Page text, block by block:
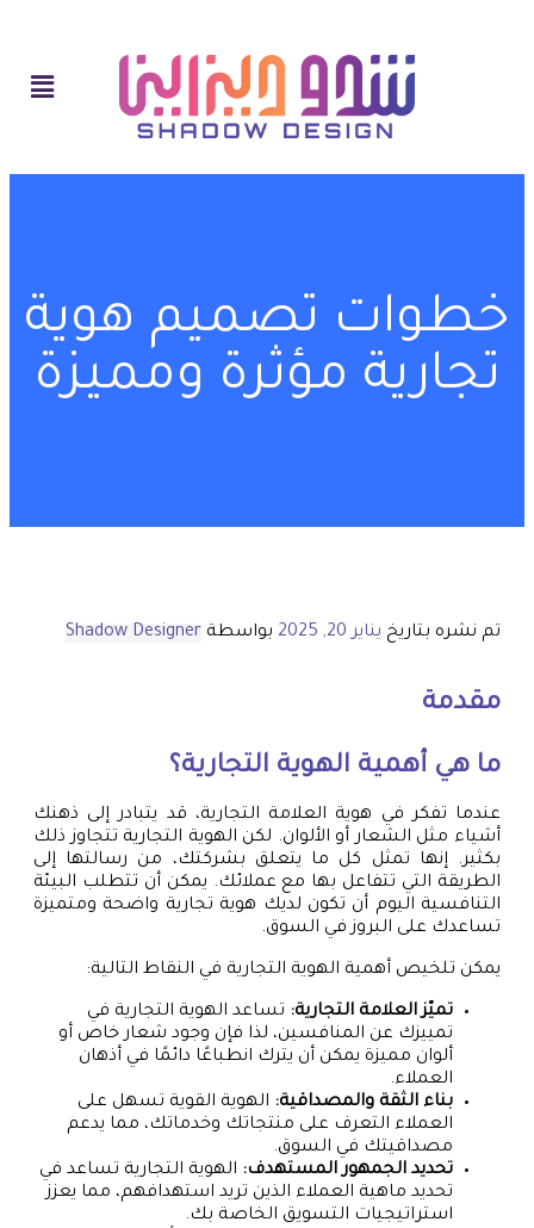
خطوات تصميم هوية
تجارية مؤثرة ومميزة
تم نشره بتاريخ يناير 20, 2025 بواسطة Shadow Designer
مقدمة
ما هي أهمية الهوية التجارية؟
عندما تفكر في هوية العلامة التجارية، قد يتبادر إلى ذهنك
أشياء مثل الشعار أو الألوان. لكن الهوية التجارية تتجاوز ذلك
بكثير. إنها تمثل كل ما يتعلق بشركتك، من رسالتها إلى
الطريقة التي تتفاعل بها مع عملائك. يمكن أن تتطلب البيئة
التنافسية اليوم أن تكون لديك هوية تجارية واضحة ومتميزة
تساعدك على البروز في السوق.
يمكن تلخيص أهمية الهوية التجارية في النقاط التالية:
تميّز العلامة التجارية: تساعد الهوية التجارية في
تمييزك عن المنافسين، لذا فإن وجود شعار خاص أو
ألوان مميزة يمكن أن يترك انطباعًا دائمًا في أذهان
العملاء.
بناء الثقة والمصداقية: الهوية القوية تسهل على
العملاء التعرف على منتجاتك وخدماتك، مما يدعم
مصداقيتك في السوق.
تحديد الجمهور المستهدف: الهوية التجارية تساعد في
تحديد ماهية العملاء الذين تريد استهدافهم، مما يعزز
استراتيجيات التسويق الخاصة بك.